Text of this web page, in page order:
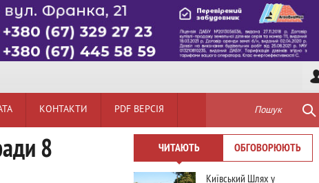
КОНТАКТИ PDF ВЕРСІЯ Пошук
8
ЧИТАЮТЬ ОБГОВОРЮЮТЬ
Київський Шлях у